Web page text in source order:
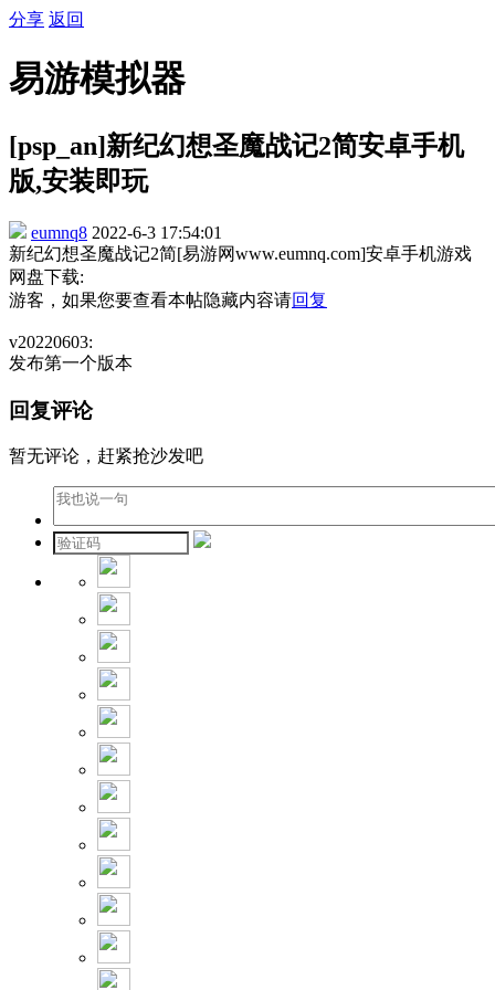
分享 返回
易游模拟器
[psp_an]新纪幻想圣魔战记2简安卓手机
版,安装即玩
eumnq8 2022-6-3 17:54:01
新纪幻想圣魔战记2简[易游网www.eumnq.com]安卓手机游戏
网盘下载:
游客，如果您要查看本帖隐藏内容请回复
v20220603:
发布第一个版本
回复评论
暂无评论，赶紧抢沙发吧